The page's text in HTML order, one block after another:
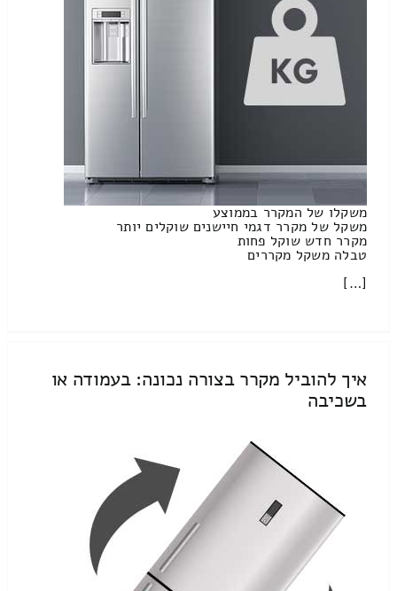
משקלו של המקרר בממוצע
משקל של מקרר דגמי חיישנים שוקלים יותר
מקרר חדש שוקל פחות
טבלה משקל מקררים
[…]
איך להוביל מקרר בצורה נכונה: בעמודה או
בשכיבה